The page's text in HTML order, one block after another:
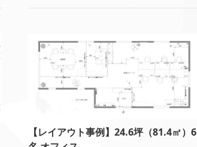
【レイアウト事例】24.6坪（81.4㎡）6